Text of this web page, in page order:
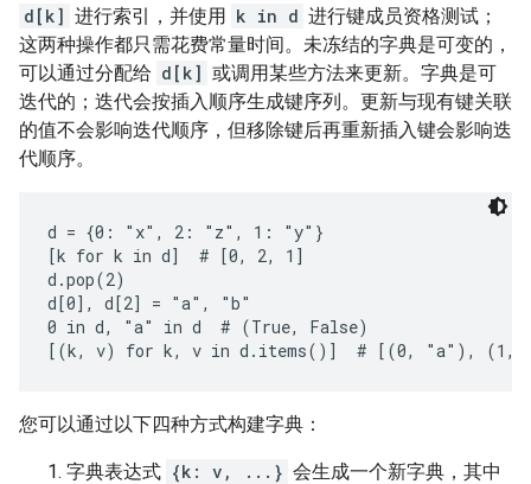
d[k] 进行索引，并使用 k in d 进行键成员资格测试；
这两种操作都只需花费常量时间。未冻结的字典是可变的，
可以通过分配给 d[k] 或调用某些方法来更新。字典是可
迭代的；迭代会按插入顺序生成键序列。更新与现有键关联
的值不会影响迭代顺序，但移除键后再重新插入键会影响迭
代顺序。
d = {0: "x", 2: "z", 1: "y"}
[k for k in d]  # [0, 2, 1]
d.pop(2)
d[0], d[2] = "a", "b"
0 in d, "a" in d  # (True, False)
您可以通过以下四种方式构建字典：
字典表达式 {k: v, ...} 会生成一个新字典，其中